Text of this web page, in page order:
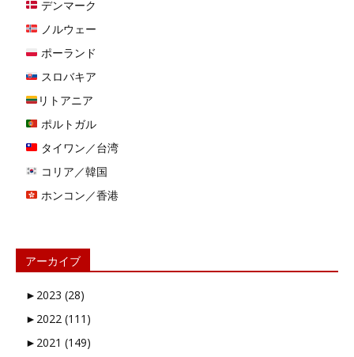
デンマーク
ノルウェー
ポーランド
スロバキア
リトアニア
ポルトガル
タイワン／台湾
コリア／韓国
ホンコン／香港
アーカイブ
► 2023 (28)
► 2022 (111)
► 2021 (149)